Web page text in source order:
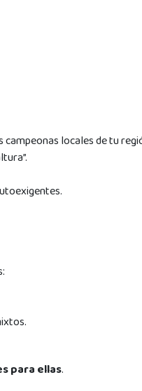
campeonas locales de tu
para ellas.